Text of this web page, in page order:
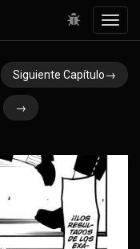
Siguiente Capítulo→
→